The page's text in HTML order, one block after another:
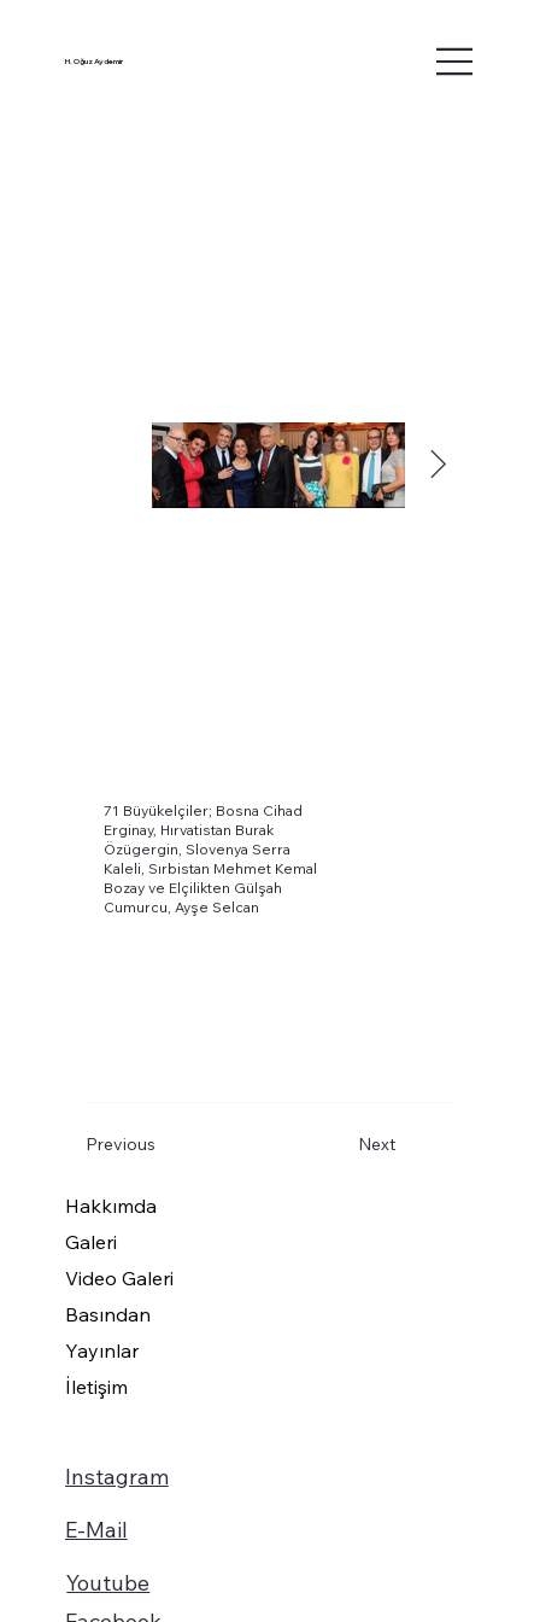
H. Oğuz Aydemir
71 Büyükelçiler; Bosna Cihad
Erginay, Hırvatistan Burak
Özügergin, Slovenya Serra
Kaleli, Sırbistan Mehmet Kemal
Bozay ve Elçilikten Gülşah
Cumurcu, Ayşe Selcan
Previous Next
Hakkımda
Galeri
Video Galeri
Basından
Yayınlar
İletişim
Instagram
Youtube
E-Mail